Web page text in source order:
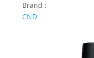
Brand :
CND